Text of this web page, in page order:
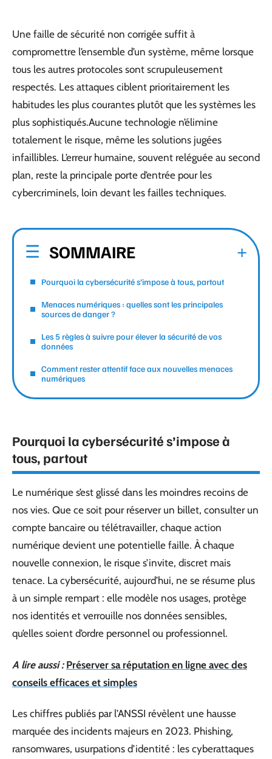
Une faille de sécurité non corrigée suffit à
compromettre l’ensemble d’un système, même lorsque
tous les autres protocoles sont scrupuleusement
respectés. Les attaques ciblent prioritairement les
habitudes les plus courantes plutôt que les systèmes les
plus sophistiqués.Aucune technologie n’élimine
totalement le risque, même les solutions jugées
infaillibles. L’erreur humaine, souvent reléguée au second
plan, reste la principale porte d’entrée pour les
cybercriminels, loin devant les failles techniques.
SOMMAIRE
Pourquoi la cybersécurité s’impose à tous, partout
Menaces numériques : quelles sont les principales
sources de danger ?
Les 5 règles à suivre pour élever la sécurité de vos
données
Comment rester attentif face aux nouvelles menaces
numériques
Pourquoi la cybersécurité s’impose à
tous, partout
Le numérique s’est glissé dans les moindres recoins de
nos vies. Que ce soit pour réserver un billet, consulter un
compte bancaire ou télétravailler, chaque action
numérique devient une potentielle faille. À chaque
nouvelle connexion, le risque s’invite, discret mais
tenace. La cybersécurité, aujourd’hui, ne se résume plus
à un simple rempart : elle modèle nos usages, protège
nos identités et verrouille nos données sensibles,
qu’elles soient d’ordre personnel ou professionnel.
A lire aussi : Préserver sa réputation en ligne avec des
conseils efficaces et simples
Les chiffres publiés par l’ANSSI révèlent une hausse
marquée des incidents majeurs en 2023. Phishing,
ransomwares, usurpations d’identité : les cyberattaques